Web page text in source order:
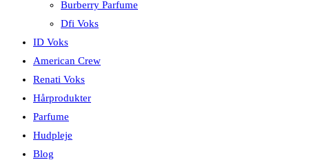
Burberry Parfume
Dfi Voks
ID Voks
American Crew
Renati Voks
Hårprodukter
Parfume
Hudpleje
Blog